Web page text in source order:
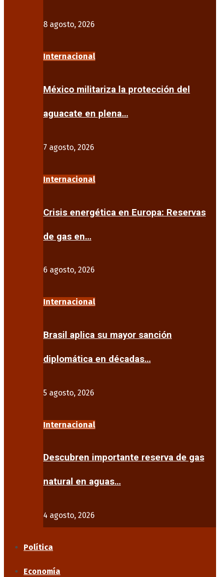
8 agosto, 2026
Internacional
México militariza la protección del
aguacate en plena…
7 agosto, 2026
Internacional
Crisis energética en Europa: Reservas
de gas en…
6 agosto, 2026
Internacional
Brasil aplica su mayor sanción
diplomática en décadas…
5 agosto, 2026
Internacional
Descubren importante reserva de gas
natural en aguas…
4 agosto, 2026
Política
Economía